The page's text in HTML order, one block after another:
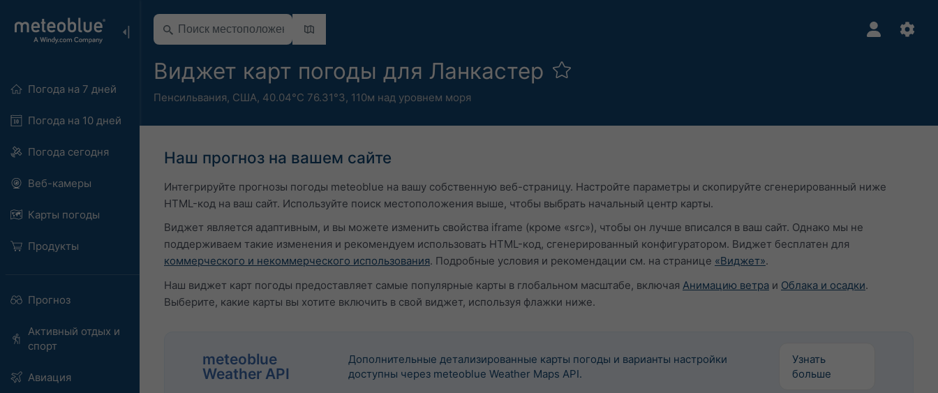
Погода на 7 дней
Погода на 10 дней
Погода сегодня
Веб-камеры
Карты погоды
Продукты
Прогноз
Активный отдых и
спорт
Авиация
Виджет карт погоды для Ланкастер
Пенсильвания, США, 40.04°С 76.31°З, 110м над уровнем моря
Наш прогноз на вашем сайте
Интегрируйте прогнозы погоды meteoblue на вашу собственную веб-страницу. Настройте параметры и скопируйте сгенерированный ниже
HTML-код на ваш сайт. Используйте поиск местоположения выше, чтобы выбрать начальный центр карты.
Виджет является адаптивным, и вы можете изменить свойства iframe (кроме «src»), чтобы он лучше вписался в ваш сайт. Однако мы не
поддерживаем такие изменения и рекомендуем использовать HTML-код, сгенерированный конфигуратором. Виджет бесплатен для
коммерческого и некоммерческого использования. Подробные условия и рекомендации см. на странице «Виджет».
Наш виджет карт погоды предоставляет самые популярные карты в глобальном масштабе, включая Анимацию ветра и Облака и осадки.
Выберите, какие карты вы хотите включить в свой виджет, используя флажки ниже.
meteoblue
Weather API
Дополнительные детализированные карты погоды и варианты настройки
доступны через meteoblue Weather Maps API.
Узнать
больше